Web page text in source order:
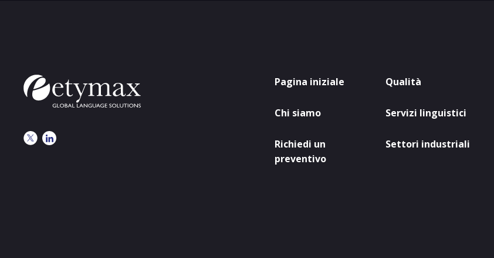
Pagina iniziale
Chi siamo
Richiedi un
preventivo
Qualità
Servizi linguistici
Settori industriali